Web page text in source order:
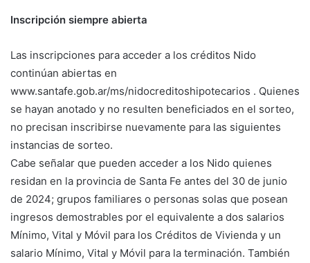
Inscripción siempre abierta
Las inscripciones para acceder a los créditos Nido
continúan abiertas en
www.santafe.gob.ar/ms/nidocreditoshipotecarios . Quienes
se hayan anotado y no resulten beneficiados en el sorteo,
no precisan inscribirse nuevamente para las siguientes
instancias de sorteo.
Cabe señalar que pueden acceder a los Nido quienes
residan en la provincia de Santa Fe antes del 30 de junio
de 2024; grupos familiares o personas solas que posean
ingresos demostrables por el equivalente a dos salarios
Mínimo, Vital y Móvil para los Créditos de Vivienda y un
salario Mínimo, Vital y Móvil para la terminación. También